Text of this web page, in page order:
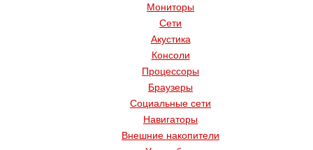
Мониторы
Сети
Акустика
Консоли
Процессоры
Браузеры
Социальные сети
Навигаторы
Внешние накопители